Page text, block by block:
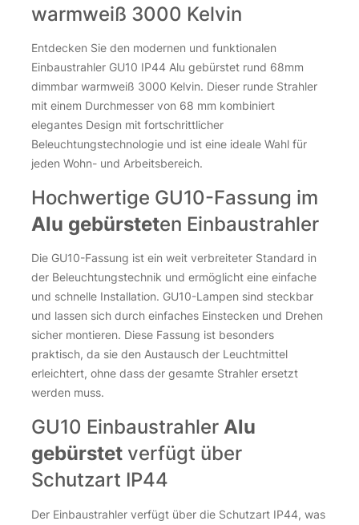
warmweiß 3000 Kelvin
Entdecken Sie den modernen und funktionalen
Einbaustrahler GU10 IP44 Alu gebürstet rund 68mm
dimmbar warmweiß 3000 Kelvin. Dieser runde Strahler
mit einem Durchmesser von 68 mm kombiniert
elegantes Design mit fortschrittlicher
Beleuchtungstechnologie und ist eine ideale Wahl für
jeden Wohn- und Arbeitsbereich.
Hochwertige GU10-Fassung im
Alu gebürsteten Einbaustrahler
Die GU10-Fassung ist ein weit verbreiteter Standard in
der Beleuchtungstechnik und ermöglicht eine einfache
und schnelle Installation. GU10-Lampen sind steckbar
und lassen sich durch einfaches Einstecken und Drehen
sicher montieren. Diese Fassung ist besonders
praktisch, da sie den Austausch der Leuchtmittel
erleichtert, ohne dass der gesamte Strahler ersetzt
werden muss.
GU10 Einbaustrahler Alu
gebürstet verfügt über
Schutzart IP44
Der Einbaustrahler verfügt über die Schutzart IP44, was